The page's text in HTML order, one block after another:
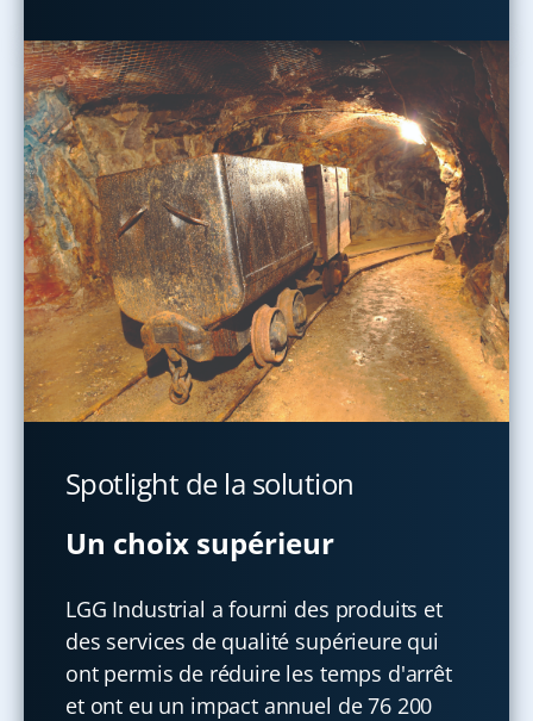
Spotlight de la solution
Un choix supérieur
LGG Industrial a fourni des produits et
des services de qualité supérieure qui
ont permis de réduire les temps d'arrêt
et ont eu un impact annuel de 76 200